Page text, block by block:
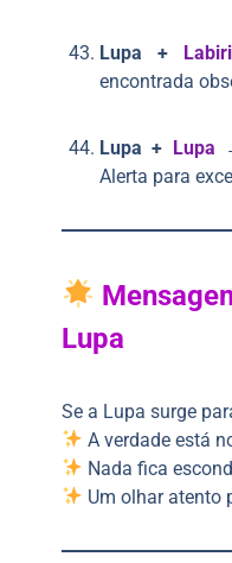
Lupa +
encontrada
Lupa + Lupa
Alerta para
Lupa
Se a Lupa surge
A verdade está
Nada fica
Um olhar atento